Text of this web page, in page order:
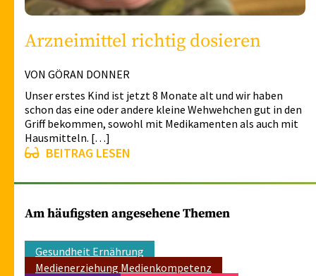
Arzneimittel richtig dosieren
VON GÖRAN DONNER
Unser erstes Kind ist jetzt 8 Monate alt und wir haben
schon das eine oder andere kleine Wehwehchen gut in den
Griff bekommen, sowohl mit Medikamenten als auch mit
Hausmitteln. […]
BEITRAG LESEN
Am häufigsten angesehene Themen
Gesundheit Ernährung
Medienerziehung Medienkompetenz